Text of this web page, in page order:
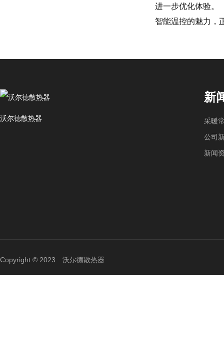
进一步优化体验。
智能温控的魅力，
沃尔德散热器
新
采暖
公司
新闻
Copyright © 2023 沃尔德散热器